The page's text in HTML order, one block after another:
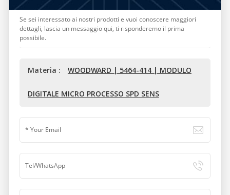
Se sei interessato ai nostri prodotti e vuoi conoscere maggiori
dettagli, lascia un messaggio qui, ti risponderemo il prima
possibile.
Materia : WOODWARD | 5464-414 | MODULO
DIGITALE MICRO PROCESSO SPD SENS